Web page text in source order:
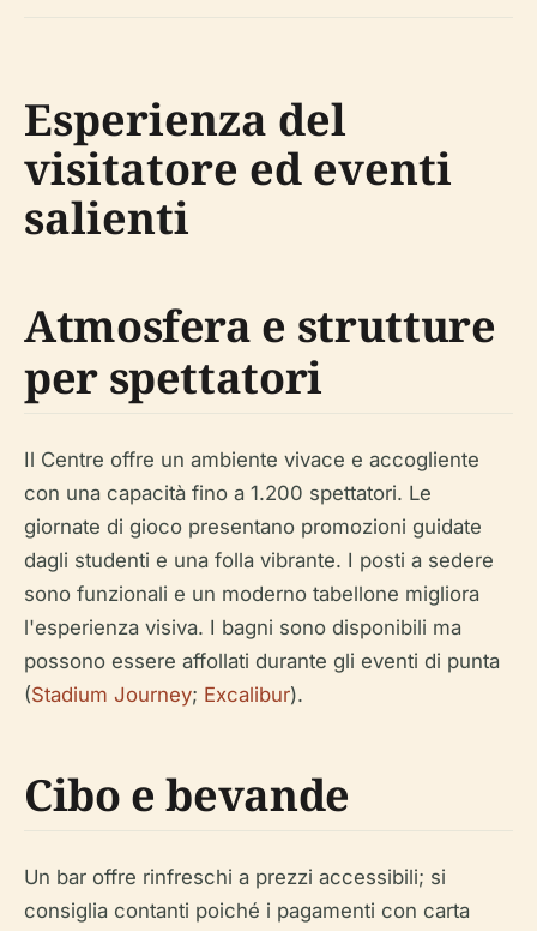
Esperienza del
visitatore ed eventi
salienti
Atmosfera e strutture
per spettatori
Il Centre offre un ambiente vivace e accogliente
con una capacità fino a 1.200 spettatori. Le
giornate di gioco presentano promozioni guidate
dagli studenti e una folla vibrante. I posti a sedere
sono funzionali e un moderno tabellone migliora
l'esperienza visiva. I bagni sono disponibili ma
possono essere affollati durante gli eventi di punta
(Stadium Journey; Excalibur).
Cibo e bevande
Un bar offre rinfreschi a prezzi accessibili; si
consiglia contanti poiché i pagamenti con carta